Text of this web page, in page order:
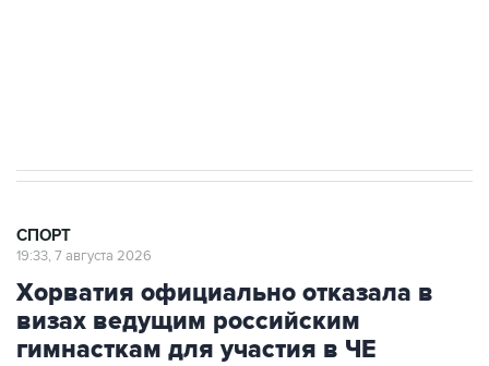
СПОРТ
19:33, 7 августа 2026
Хорватия официально отказала в
визах ведущим российским
гимнасткам для участия в ЧЕ